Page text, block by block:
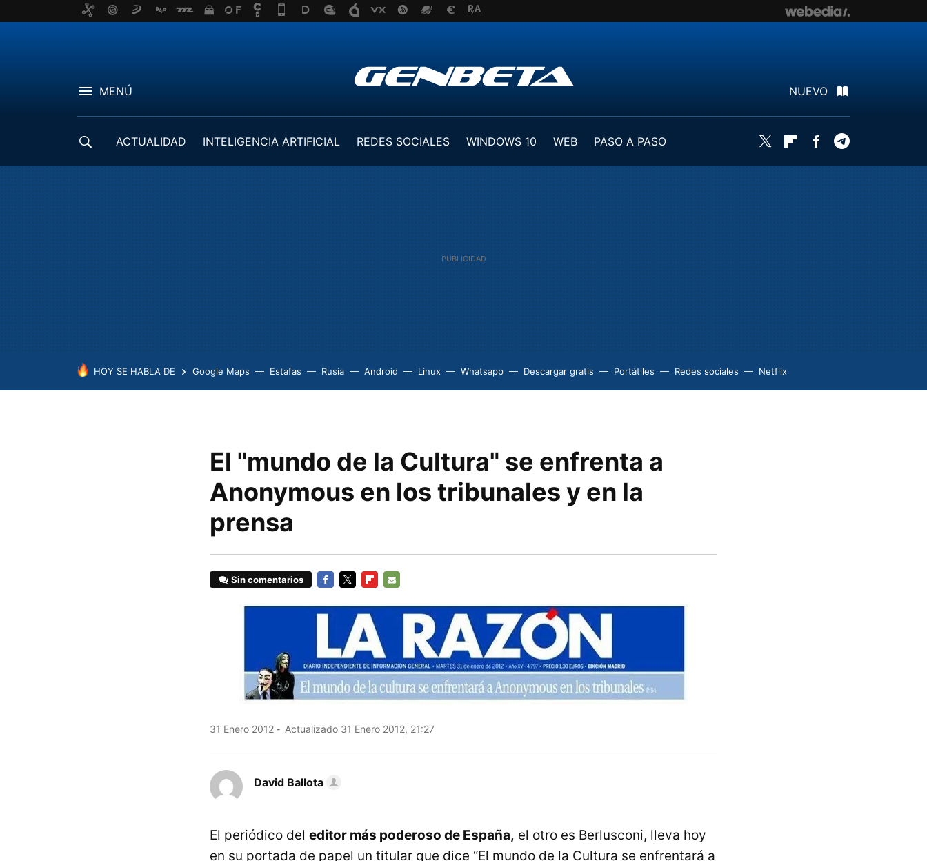
MENÚ NUEVO
ACTUALIDAD INTELIGENCIA ARTIFICIAL REDES SOCIALES WINDOWS 10 WEB
PASO A PASO
Twitter FlipboardFacebook
HOY SE HABLA DE Google Maps Estafas Rusia Android Linux Whatsapp Descargar gratis Portátiles Redes sociales Netflix
El "mundo de la Cultura" se enfrenta a
Anonymous en los tribunales y en la
prensa
Sin comentarios
MAIL
31 Enero 2012 Actualizado 31 Enero 2012, 21:27
David Ballota
El periódico del editor más poderoso de España, el otro es Berlusconi, lleva hoy
en su portada de papel un titular que dice “El mundo de la Cultura se enfrentará a